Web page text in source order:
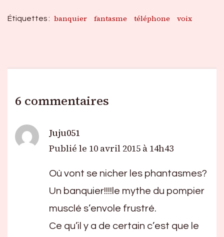
Étiquettes : banquier fantasme téléphone voix
6 commentaires
Juju051
Publié le 10 avril 2015 à 14h43
Où vont se nicher les phantasmes?
Un banquier!!!!le mythe du pompier
musclé s’envole frustré.
Ce qu’il y a de certain c’est que le